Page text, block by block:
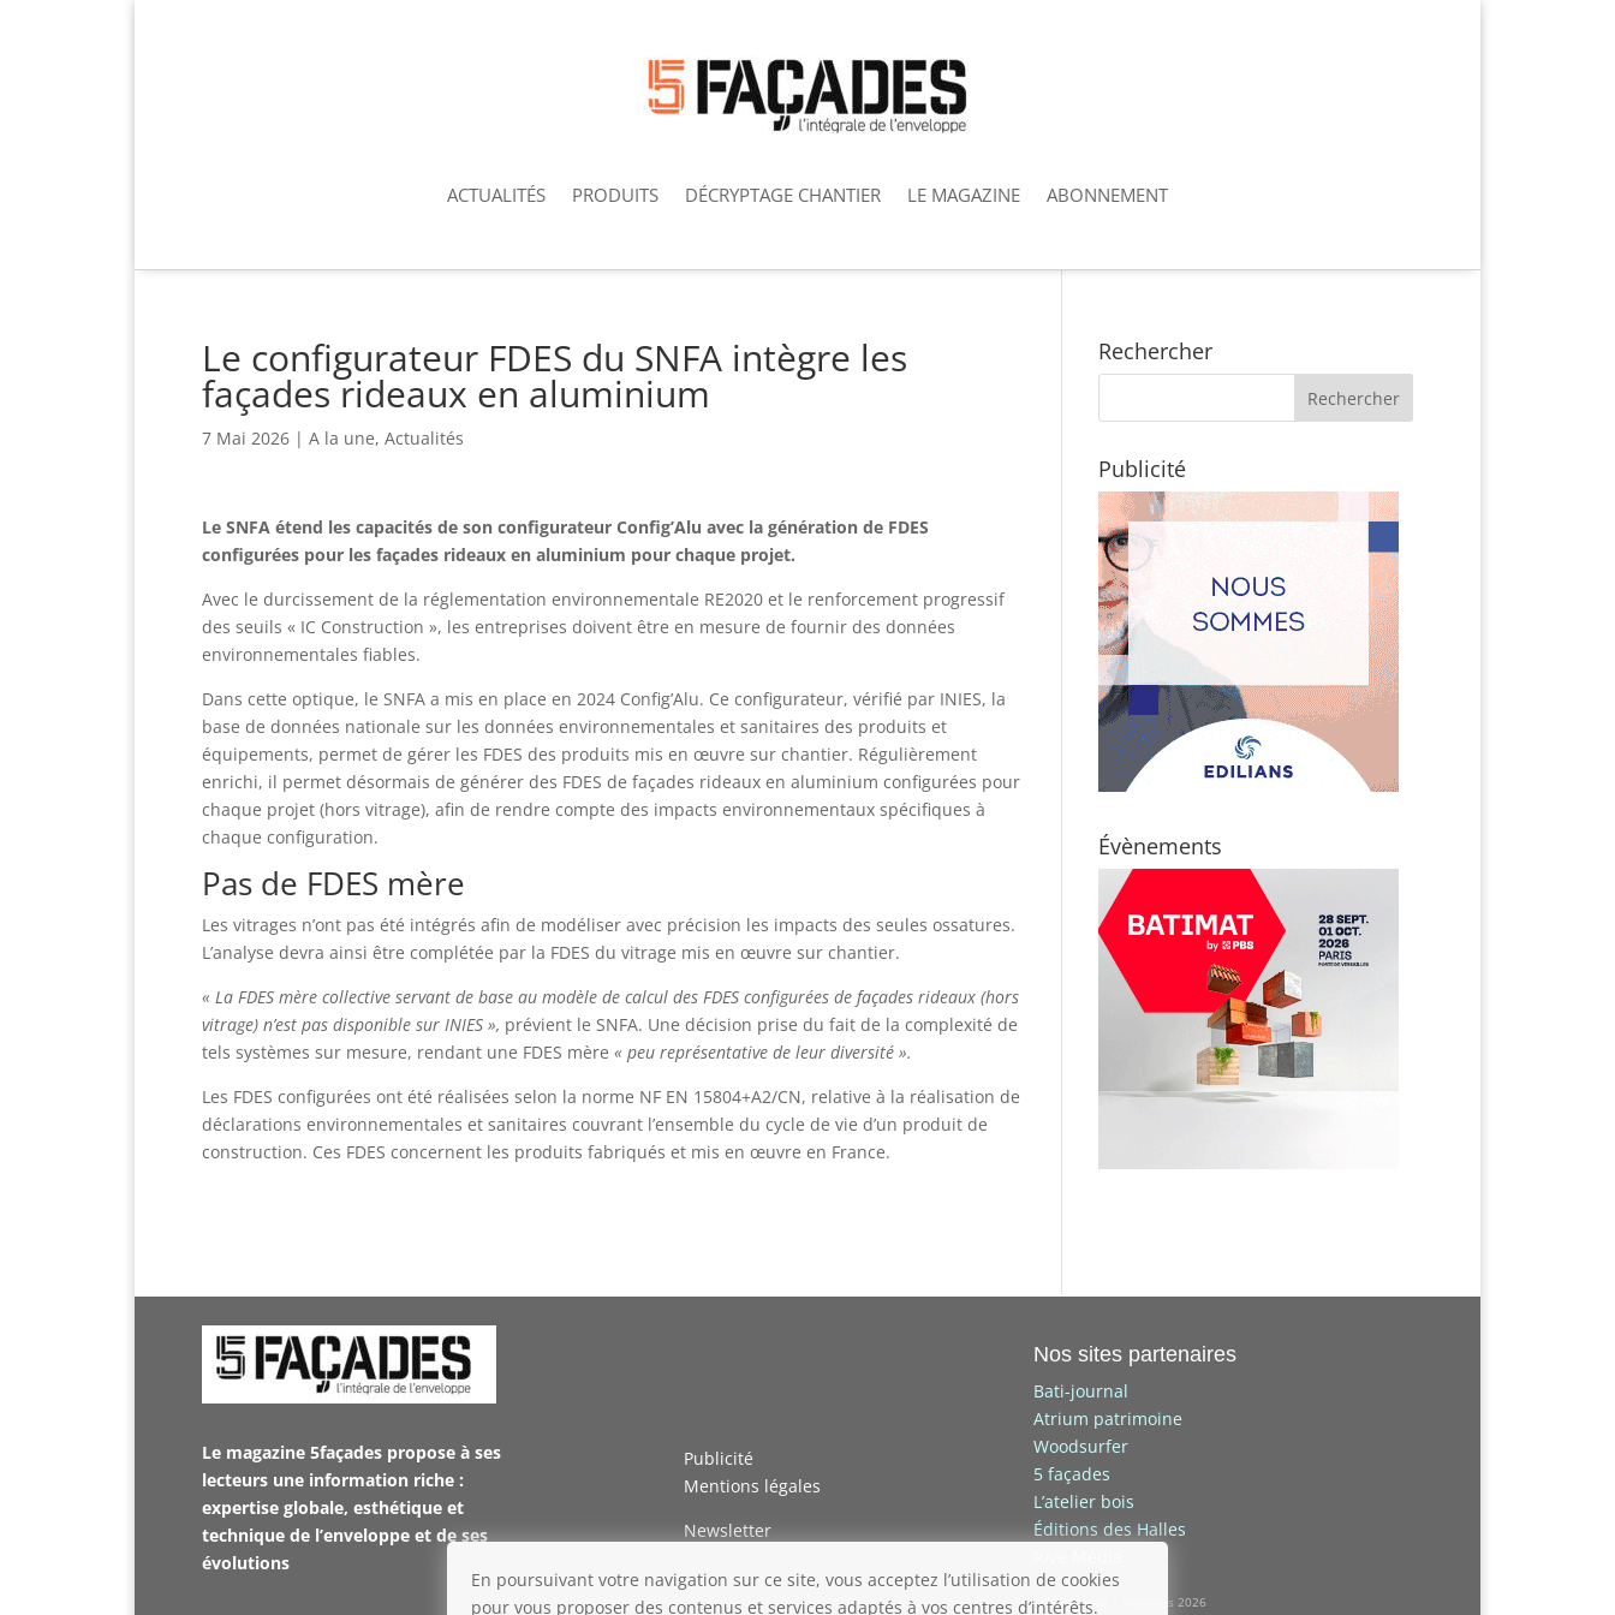
ACTUALITÉS PRODUITS DÉCRYPTAGE CHANTIER LE MAGAZINE ABONNEMENT
Le configurateur FDES du SNFA intègre les
façades rideaux en aluminium
7 Mai 2026 | A la une, Actualités
Le SNFA étend les capacités de son configurateur Config’Alu avec la génération de FDES
configurées pour les façades rideaux en aluminium pour chaque projet.
Avec le durcissement de la réglementation environnementale RE2020 et le renforcement progressif
des seuils « IC Construction », les entreprises doivent être en mesure de fournir des données
environnementales fiables.
Dans cette optique, le SNFA a mis en place en 2024 Config’Alu. Ce configurateur, vérifié par INIES, la
base de données nationale sur les données environnementales et sanitaires des produits et
équipements, permet de gérer les FDES des produits mis en œuvre sur chantier. Régulièrement
enrichi, il permet désormais de générer des FDES de façades rideaux en aluminium configurées pour
chaque projet (hors vitrage), afin de rendre compte des impacts environnementaux spécifiques à
chaque configuration.
Pas de FDES mère
Les vitrages n’ont pas été intégrés afin de modéliser avec précision les impacts des seules ossatures.
L’analyse devra ainsi être complétée par la FDES du vitrage mis en œuvre sur chantier.
« La FDES mère collective servant de base au modèle de calcul des FDES configurées de façades rideaux (hors
vitrage) n’est pas disponible sur INIES », prévient le SNFA. Une décision prise du fait de la complexité de
tels systèmes sur mesure, rendant une FDES mère « peu représentative de leur diversité ».
Les FDES configurées ont été réalisées selon la norme NF EN 15804+A2/CN, relative à la réalisation de
déclarations environnementales et sanitaires couvrant l’ensemble du cycle de vie d’un produit de
construction. Ces FDES concernent les produits fabriqués et mis en œuvre en France.
Rechercher
Publicité
Évènements
Le magazine 5façades propose à ses
lecteurs une information riche :
expertise globale, esthétique et
technique de l’enveloppe et de ses
évolutions
Publicité
Mentions légales
Newsletter
Nos sites partenaires
Bati-journal
Atrium patrimoine
Woodsurfer
5 façades
L’atelier bois
Éditions des Halles
©STM Presse – 5façades 2026
En poursuivant votre navigation sur ce site, vous acceptez l’utilisation de cookies
pour vous proposer des contenus et services adaptés à vos centres d’intérêts.